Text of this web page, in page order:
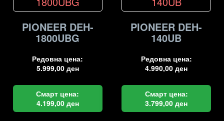
PIONEER DEH-
1800UBG
Редовна цена:
5.999,00 ден
Смарт цена:
4.199,00 ден
PIONEER DEH-
140UB
Редовна цена:
4.990,00ден
Смарт цена:
3.799,00ден